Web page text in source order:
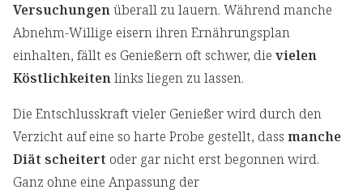
Versuchungenüberall zu lauern. Während manche
Abnehm-Willige eisern ihren Ernährungsplan
einhalten, fällt es Genießern oft schwer, die vielen
Köstlichkeitenlinks liegen zu lassen.
Die Entschlusskraft vieler Genießer wird durch den
Verzicht auf eine so harte Probe gestellt, dass manche
Diät scheitert oder gar nicht erst begonnen wird.
Ganz ohne eine Anpassung der